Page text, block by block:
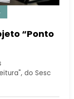
“Ponto
do Sesc